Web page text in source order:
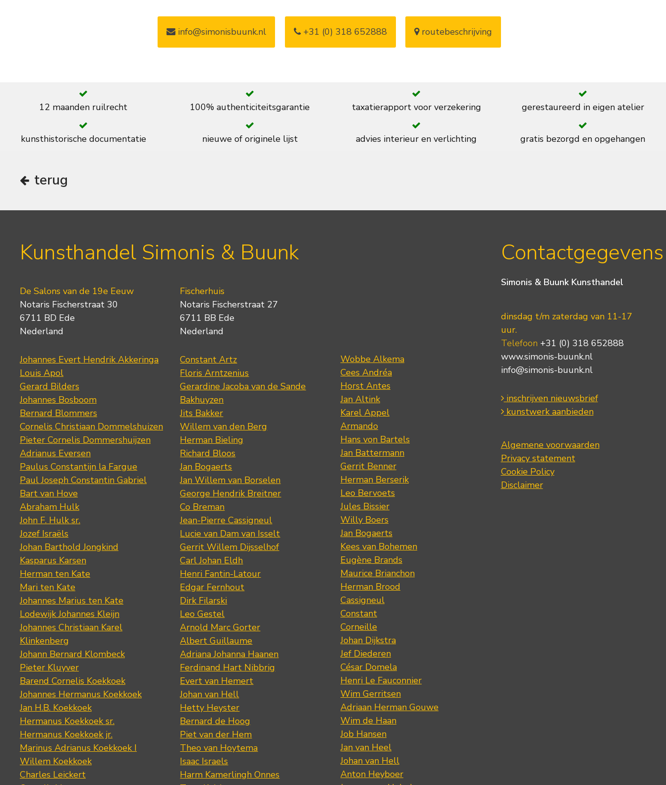
info@simonisbuunk.nl +31 (0) 318 652888 routebeschrijving
12 maanden ruilrecht 100% authenticiteitsgarantie taxatierapport voor verzekering gerestaureerd in eigen atelier
kunsthistorische documentatie nieuwe of originele lijst advies interieur en verlichting gratis bezorgd en opgehangen
terug
Kunsthandel Simonis & Buunk
De Salons van de 19e Eeuw
Notaris Fischerstraat 30
6711 BD Ede
Nederland
Johannes Evert Hendrik Akkeringa
Louis Apol
Gerard Bilders
Johannes Bosboom
Bernard Blommers
Cornelis Christiaan Dommelshuizen
Pieter Cornelis Dommershuijzen
Adrianus Eversen
Paulus Constantijn la Fargue
Paul Joseph Constantin Gabriel
Bart van Hove
Abraham Hulk
John F. Hulk sr.
Jozef Israëls
Johan Barthold Jongkind
Kasparus Karsen
Herman ten Kate
Mari ten Kate
Johannes Marius ten Kate
Lodewijk Johannes Kleijn
Johannes Christiaan Karel
Klinkenberg
Johann Bernard Klombeck
Pieter Kluyver
Barend Cornelis Koekkoek
Johannes Hermanus Koekkoek
Jan H.B. Koekkoek
Hermanus Koekkoek sr.
Hermanus Koekkoek jr.
Marinus Adrianus Koekkoek I
Willem Koekkoek
Charles Leickert
Fischerhuis
Notaris Fischerstraat 27
6711 BB Ede
Nederland
Constant Artz
Floris Arntzenius
Gerardine Jacoba van de Sande
Bakhuyzen
Jits Bakker
Willem van den Berg
Herman Bieling
Richard Bloos
Jan Bogaerts
Jan Willem van Borselen
George Hendrik Breitner
Co Breman
Jean-Pierre Cassigneul
Lucie van Dam van Isselt
Gerrit Willem Dijsselhof
Carl Johan Eldh
Henri Fantin-Latour
Edgar Fernhout
Dirk Filarski
Leo Gestel
Arnold Marc Gorter
Albert Guillaume
Adriana Johanna Haanen
Ferdinand Hart Nibbrig
Evert van Hemert
Johan van Hell
Hetty Heyster
Bernard de Hoog
Piet van der Hem
Theo van Hoytema
Isaac Israels
Harm Kamerlingh Onnes
Wobbe Alkema
Cees Andréa
Horst Antes
Jan Altink
Karel Appel
Armando
Hans von Bartels
Jan Battermann
Gerrit Benner
Herman Berserik
Leo Bervoets
Jules Bissier
Willy Boers
Jan Bogaerts
Kees van Bohemen
Eugène Brands
Maurice Brianchon
Herman Brood
Cassigneul
Constant
Corneille
Johan Dijkstra
Jef Diederen
César Domela
Henri Le Fauconnier
Wim Gerritsen
Adriaan Herman Gouwe
Wim de Haan
Job Hansen
Jan van Heel
Johan van Hell
Anton Heyboer
Contactgegevens
Simonis & Buunk Kunsthandel
dinsdag t/m zaterdag van 11-17
uur.
Telefoon +31 (0) 318 652888
www.simonis-buunk.nl
info@simonis-buunk.nl
inschrijven nieuwsbrief
kunstwerk aanbieden
Algemene voorwaarden
Privacy statement
Cookie Policy
Disclaimer